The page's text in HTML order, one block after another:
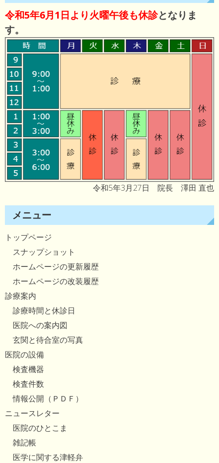
令和5年6月1日より火曜午後も休診となりま
す。
令和5年3月27日 院長 澤田 直也
メニュー
トップページ
スナップショット
ホームページの更新履歴
ホームページの改装履歴
診療案内
診療時間と休診日
医院への案内図
玄関と待合室の写真
医院の設備
検査機器
検査件数
情報公開（ＰＤＦ）
ニュースレター
医院のひとこま
雑記帳
医学に関する津軽弁